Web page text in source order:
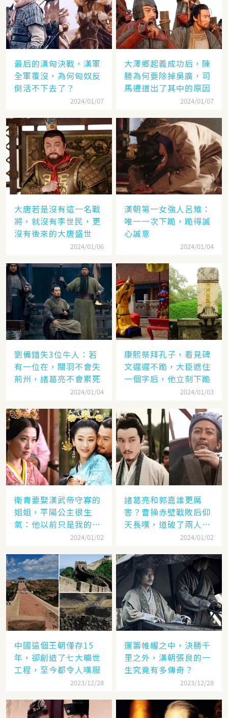
最后的漢匈決戰，漢軍
全軍覆沒，為何匈奴反
倒活不下去了？
2024/01/07
大澤鄉起義成功后，陳
勝為何要除掉吳廣，司
馬遷道出了其中的原因
2024/01/07
大唐若是沒有這一名戰
將，就沒有李世民，更
沒有後來的大唐盛世
2024/01/06
漢朝第一女強人呂雉：
唯一一次下跪，跪得誠
心誠意
2024/01/04
劉備錯失3位牛人：若
有一位在，關羽不會失
荊州，諸葛亮不會累死
2024/01/04
康熙祭拜孔子，看見碑
文遲遲不跪，大臣遮住
一個字后，他立刻下跪
2024/01/03
衛青要娶漢武帝守寡的
姐姐，平陽公主很生
氣：他以前只是我的奴
2024/01/02
諸葛亮和郭嘉誰更厲
害？曹操赤壁戰敗后仰
天長嘆，道破了兩人高
2024/01/02
中國這個王朝僅存15
年，卻創造了七大曠世
工程，至今都令人嘆服
2023/12/28
運籌帷幄之中，決勝千
里之外，漢朝張良的一
生究竟有多傳奇？
2023/12/28